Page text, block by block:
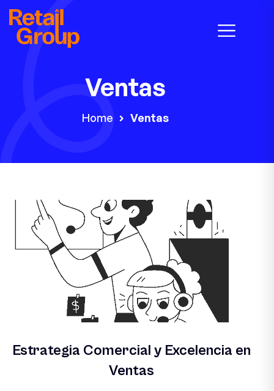
Ventas
Home Ventas
Estrategia Comercial y Excelencia en
Ventas